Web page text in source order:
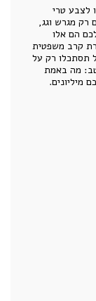
לצבע טרי
רק מגרש וגג,
הם אלו
קרב משפטית
תסתכלו רק על
מה באמת
מיליונים.